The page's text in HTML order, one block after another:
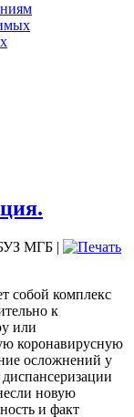
МГБ |
собой комплекс
к
или
коронавирусную
осложнений у
новую
и факт